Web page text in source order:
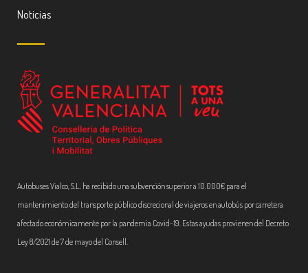
Noticias
Autobuses Vialco, S.L. ha recibido una subvención superior a 10.000€ para el
mantenimiento del transporte público discrecional de viajeros en autobús por carretera
afectado económicamente por la pandemia Covid-19. Estas ayudas provienen del Decreto
Ley 8/2021 de 7 de mayo del Consell.